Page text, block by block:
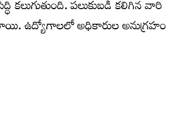
కలుగుతుంది. పలుకుబడి కలిగిన వారి
ఉద్యోగాలలో అధికారుల అనుగ్రహం